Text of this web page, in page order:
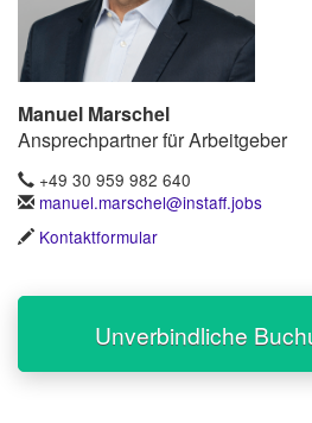
Manuel Marschel
Ansprechpartner für Arbeitgeber
+49 30 959 982 640
manuel.marschel@instaff.jobs
Kontaktformular
Unverbindliche